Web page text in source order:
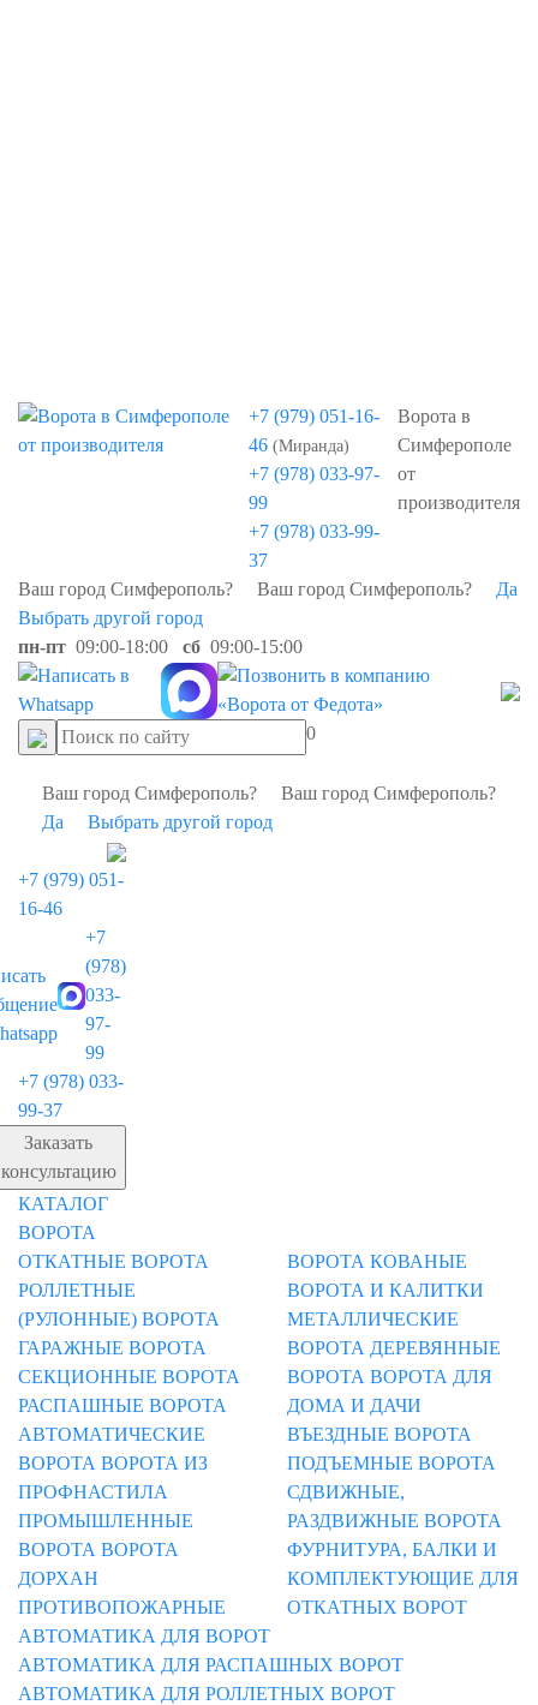
+7 (979) 051-16-
46 (Миранда)
+7 (978) 033-97-
99
+7 (978) 033-99-
37
Ворота в
Симферополе
от
производителя
Ваш город Симферополь? Ваш город Симферополь?
Да
Выбрать другой город
пн-пт 09:00-18:00 сб 09:00-15:00
0
Ваш город Симферополь?
Ваш город Симферополь?
Да
Выбрать другой город
+7 (979) 051-
16-46
+7
(978)
033-
97-
99
+7 (978) 033-
99-37
Заказать
консультацию
КАТАЛОГ
ВОРОТА
ОТКАТНЫЕ ВОРОТА
РОЛЛЕТНЫЕ
(РУЛОННЫЕ) ВОРОТА
ГАРАЖНЫЕ ВОРОТА
СЕКЦИОННЫЕ ВОРОТА
РАСПАШНЫЕ ВОРОТА
АВТОМАТИЧЕСКИЕ
ВОРОТА ВОРОТА ИЗ
ПРОФНАСТИЛА
ПРОМЫШЛЕННЫЕ
ВОРОТА ВОРОТА
ДОРХАН
ПРОТИВОПОЖАРНЫЕ
ВОРОТА КОВАНЫЕ
ВОРОТА И КАЛИТКИ
МЕТАЛЛИЧЕСКИЕ
ВОРОТА ДЕРЕВЯННЫЕ
ВОРОТА ВОРОТА ДЛЯ
ДОМА И ДАЧИ
ВЪЕЗДНЫЕ ВОРОТА
ПОДЪЕМНЫЕ ВОРОТА
СДВИЖНЫЕ,
РАЗДВИЖНЫЕ ВОРОТА
ФУРНИТУРА, БАЛКИ И
КОМПЛЕКТУЮЩИЕ ДЛЯ
ОТКАТНЫХ ВОРОТ
АВТОМАТИКА ДЛЯ ВОРОТ
АВТОМАТИКА ДЛЯ РАСПАШНЫХ ВОРОТ
АВТОМАТИКА ДЛЯ РОЛЛЕТНЫХ ВОРОТ